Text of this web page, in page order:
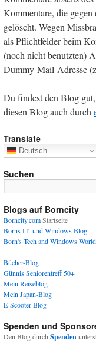
Kommentare, die
gelöscht. Wegen
als Pflichtfelder beim
(noch nicht benutzten)
Dummy-Mail-Adresse
Du findest den Blog
diesen Blog auch durch
Translate
Deutsch
Suchen
Blogs auf Borncity
Borncity.comStartseite
Borns IT- und Windows Blog
Born's Tech and Windows World
Bücher-Blog
Günnis Seniorentreff 50+
Mein Reiseblog
Mein Japan-Blog
E-Scooter-Blog
Spenden und
Den Blog durchSpenden